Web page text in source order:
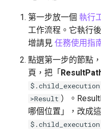
第一步放一個 執行
工作流程。它執行
增請見 任務使用指
點選第一步的節點
頁，把「
$.child_execution
>Result ）。
哪個位置」，改成
$.child_execution